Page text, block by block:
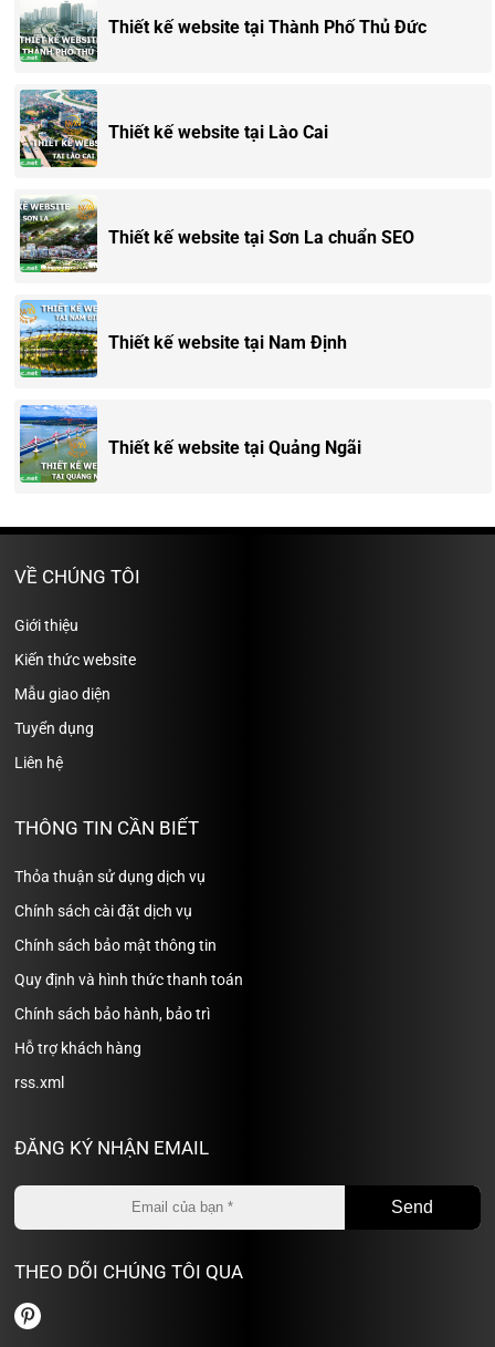
Thiết kế website tại Thành Phố Thủ Đức
Thiết kế website tại Lào Cai
Thiết kế website tại Sơn La chuẩn SEO
Thiết kế website tại Nam Định
Thiết kế website tại Quảng Ngãi
VỀ CHÚNG TÔI
Giới thiệu
Kiến thức website
Mẫu giao diện
Tuyển dụng
Liên hệ
THÔNG TIN CẦN BIẾT
Thỏa thuận sử dụng dịch vụ
Chính sách cài đặt dịch vụ
Chính sách bảo mật thông tin
Quy định và hình thức thanh toán
Chính sách bảo hành, bảo trì
Hỗ trợ khách hàng
rss.xml
ĐĂNG KÝ NHẬN EMAIL
THEO DÕI CHÚNG TÔI QUA